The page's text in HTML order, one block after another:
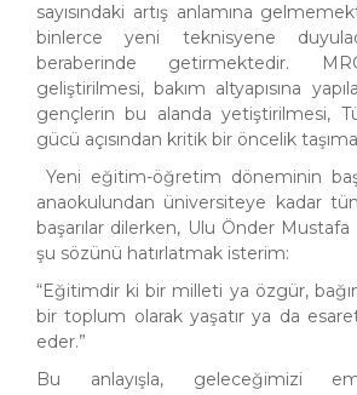
sayısındaki artış anlamına
binlerce yeni teknisyene
beraberinde getirmektedir.
geliştirilmesi, bakım altyapısına
gençlerin bu alanda yetiştirilmesi,
gücü açısından kritik bir öncelik
Yeni eğitim-öğretim döneminin
anaokulundan üniversiteye kadar
başarılar dilerken, Ulu Önder
şu sözünü hatırlatmak isterim:
“Eğitimdir ki bir milleti ya özgür,
bir toplum olarak yaşatır ya da
eder.”
Bu anlayışla, geleceğimizi